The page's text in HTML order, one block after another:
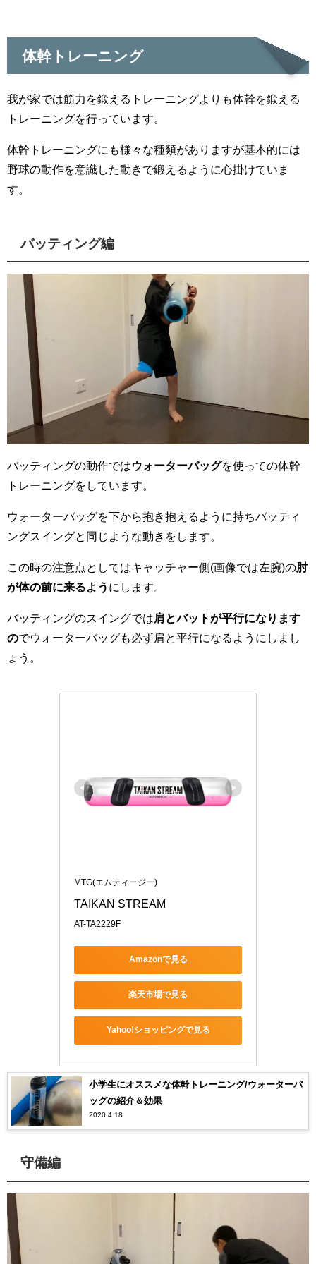
体幹トレーニング
我が家では筋力を鍛えるトレーニングよりも体幹を鍛える
トレーニングを行っています。
体幹トレーニングにも様々な種類がありますが基本的には
野球の動作を意識した動きで鍛えるように心掛けていま
す。
バッティング編
バッティングの動作ではウォーターバッグを使っての体幹
トレーニングをしています。
ウォーターバッグを下から抱き抱えるように持ちバッティ
ングスイングと同じような動きをします。
この時の注意点としてはキャッチャー側(画像では左腕)の肘
が体の前に来るよう にします。
バッティングのスイングでは肩とバットが平行になります
のでウォーターバッグも必ず肩と平行になるようにしまし
ょう。
MTG(エムティージー)
TAIKAN STREAM
AT-TA2229F
Amazonで見る
楽天市場で見る
Yahoo!ショッピングで見る
小学生にオススメな体幹トレーニング/ウォーターバ
ッグの紹介＆効果
2020.4.18
守備編